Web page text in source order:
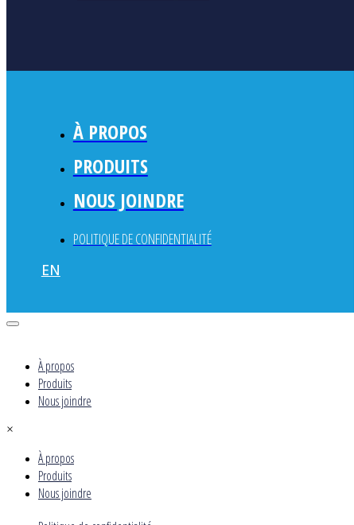
À PROPOS
PRODUITS
NOUS JOINDRE
POLITIQUE DE CONFIDENTIALITÉ
EN
À propos
Produits
Nous joindre
×
À propos
Produits
Nous joindre